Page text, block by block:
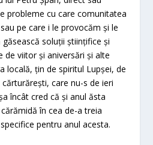
probleme cu care comunitatea
pe care i le provocăm și le
soluții științifice și
viitor și aniversări și alte
locală, țin de spiritul Lupșei, de
care nu-s de ieri
încât cred că și anul ăsta
în cea de-a treia
pentru anul acesta.